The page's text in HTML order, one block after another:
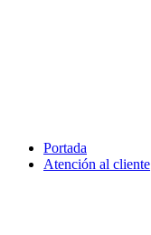
Portada
Atención al cliente